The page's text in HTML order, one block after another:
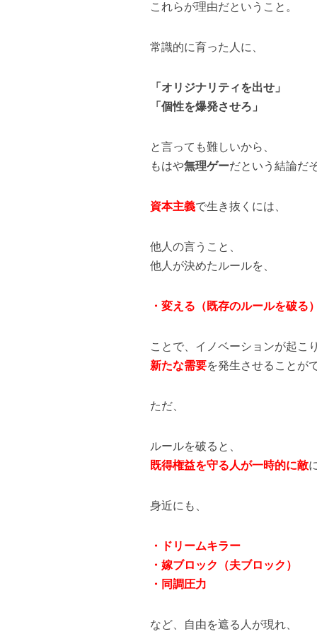
これらが理由だということ。
常識的に育った人に、
「オリジナリティを出せ」
「個性を爆発させろ」
と言っても難しいから、
もはや無理ゲーだという結論だ
資本主義で生き抜くには、
他人の言うこと、
他人が決めたルールを、
・変える（既存のルールを破る）
ことで、イノベーションが起こり
新たな需要を発生させることが
ただ、
ルールを破ると、
既得権益を守る人が一時的に敵
身近にも、
・ドリームキラー
・嫁ブロック（夫ブロック）
・同調圧力
など、自由を遮る人が現れ、